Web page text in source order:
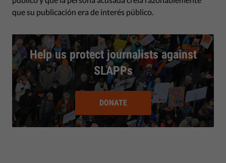
que su publicación era de interés público.
Help us protect journalists against
SLAPPs
DONATE